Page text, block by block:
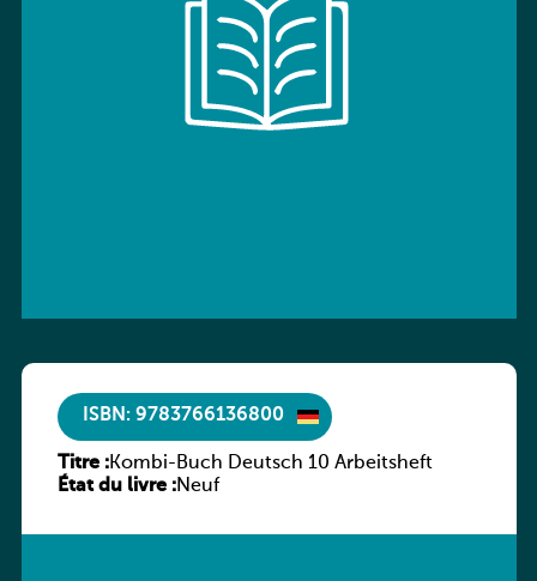
ISBN: 9783766136800
Titre :Kombi-Buch Deutsch 10 Arbeitsheft
État du livre :Neuf